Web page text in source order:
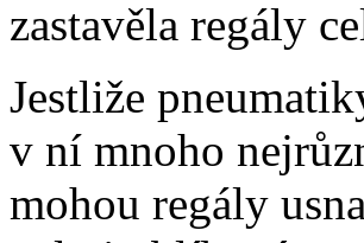
zastavěla regály
Jestliže
v ní mnoho
mohou regály